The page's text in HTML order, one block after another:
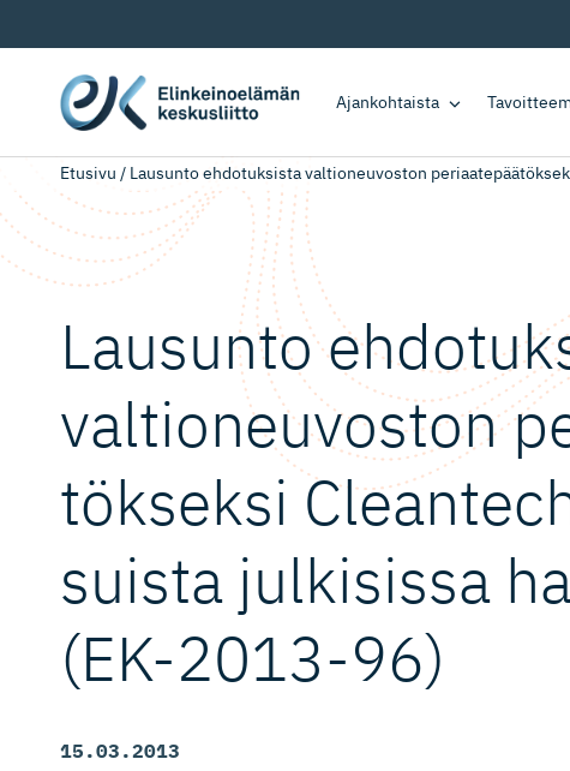
Ajankohtaista
Etusivu / Lausunto ehdotuksista valtioneuvoston
Lausunto
valtioneu­voston
tökseksi
suista julkisissa
(EK-2013-96)
15.03.2013